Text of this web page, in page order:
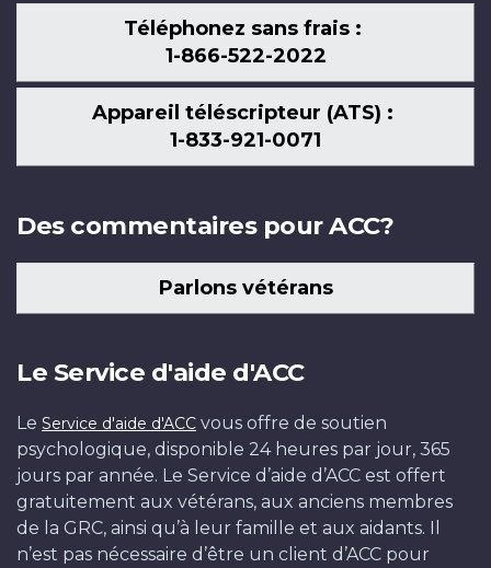
Téléphonez sans frais :
1-866-522-2022
Appareil téléscripteur (ATS) :
1-833-921-0071
Des commentaires pour ACC?
Parlons vétérans
Le Service d'aide d'ACC
Le Service d'aide d'ACC vous offre de soutien
psychologique, disponible 24 heures par jour, 365
jours par année. Le Service d’aide d’ACC est offert
gratuitement aux vétérans, aux anciens membres
de la GRC, ainsi qu’à leur famille et aux aidants. Il
n’est pas nécessaire d’être un client d’ACC pour